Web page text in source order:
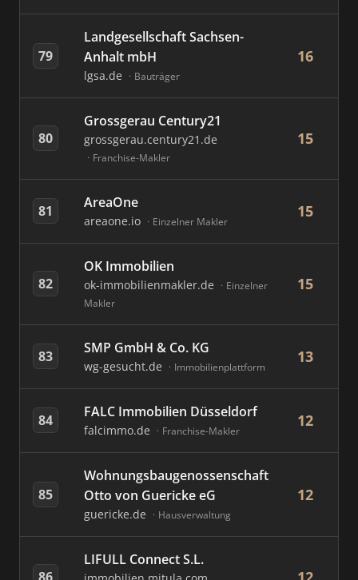
79
Landgesellschaft Sachsen-
Anhalt mbH
lgsa.de Bauträger
16
80
Grossgerau Century21
grossgerau.century21.de
Franchise-Makler
15
81 AreaOne
areaone.io Einzelner Makler
15
82
OK Immobilien
ok-immobilienmakler.de
Einzelner
Makler
15
83 SMP GmbH & Co. KG
wg-gesucht.de Immobilienplattform
13
84 FALC Immobilien Düsseldorf
falcimmo.de Franchise-Makler
12
85
Wohnungsbaugenossenschaft
Otto von Guericke eG
guericke.de Hausverwaltung
12
86
LIFULL Connect S.L.